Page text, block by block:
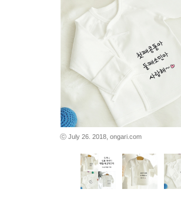
ⓒ July 26. 2018, ongari.com